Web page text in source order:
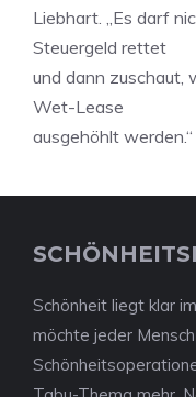
Liebhart. „Es darf
Steuergeld rettet
und dann zuschaut,
Wet-Lease
ausgehöhlt werden.“
Schönheit liegt klar
möchte jeder